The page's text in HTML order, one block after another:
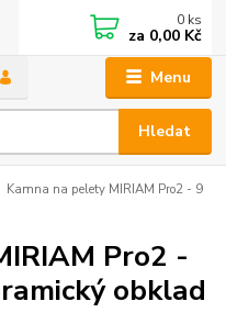
Menu
Hledat
0 ks
za 0,00 Kč
Kamna na pelety MIRIAM Pro2 - 9
Pro2 -
obklad